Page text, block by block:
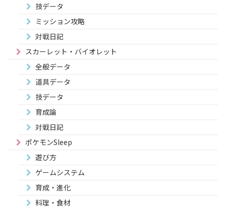
技データ
ミッション攻略
対戦日記
スカーレット・バイオレット
全般データ
道具データ
技データ
育成論
対戦日記
ポケモンSleep
遊び方
ゲームシステム
育成・進化
料理・食材